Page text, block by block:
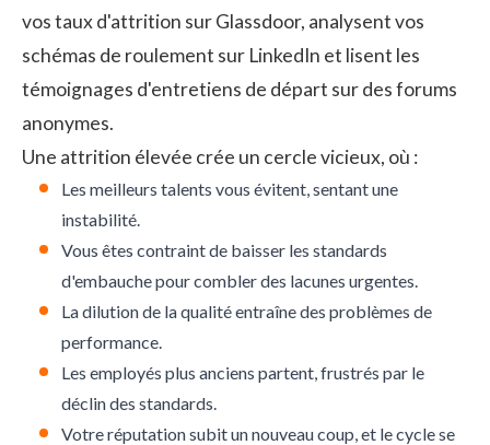
vos taux d'attrition sur Glassdoor, analysent vos
schémas de roulement sur LinkedIn et lisent les
témoignages d'entretiens de départ sur des forums
anonymes.
Une attrition élevée crée un cercle vicieux, où :
Les meilleurs talents vous évitent, sentant une
instabilité.
Vous êtes contraint de baisser les standards
d'embauche pour combler des lacunes urgentes.
La dilution de la qualité entraîne des problèmes de
performance.
Les employés plus anciens partent, frustrés par le
déclin des standards.
Votre réputation subit un nouveau coup, et le cycle se